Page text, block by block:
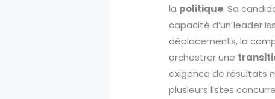
la politique. Sa
capacité d’un leader
déplacements, la
orchestrer une
exigence de résultats
plusieurs listes